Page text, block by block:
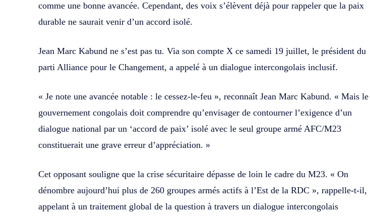
comme une bonne avancée. Cependant, des voix s’élèvent déjà pour rappeler que la paix
durable ne saurait venir d’un accord isolé.
Jean Marc Kabund ne s’est pas tu. Via son compte X ce samedi 19 juillet, le président du
parti Alliance pour le Changement, a appelé à un dialogue intercongolais inclusif.
« Je note une avancée notable : le cessez-le-feu », reconnaît Jean Marc Kabund. « Mais le
gouvernement congolais doit comprendre qu’envisager de contourner l’exigence d’un
dialogue national par un ‘accord de paix’ isolé avec le seul groupe armé AFC/M23
constituerait une grave erreur d’appréciation. »
Cet opposant souligne que la crise sécuritaire dépasse de loin le cadre du M23. « On
dénombre aujourd’hui plus de 260 groupes armés actifs à l’Est de la RDC », rappelle-t-il,
appelant à un traitement global de la question à travers un dialogue intercongolais